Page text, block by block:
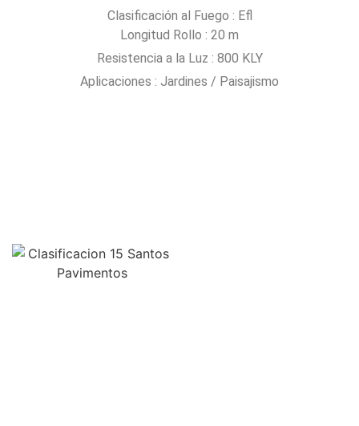
Clasificación al Fuego : Efl
Longitud Rollo : 20 m
Resistencia a la Luz : 800 KLY
Aplicaciones : Jardines / Paisajismo